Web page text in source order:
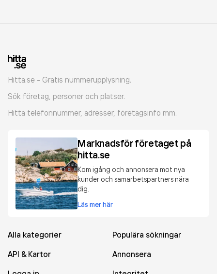
Hitta.se - Gratis nummerupplysning.
Sök företag, personer och platser.
Hitta telefonnummer, adresser, företagsinfo mm.
Marknadsför företaget på
hitta.se
Kom igång och annonsera mot nya
kunder och samarbetspartners nära
dig.
Läs mer här
Alla kategorier
Populära sökningar
API & Kartor
Annonsera